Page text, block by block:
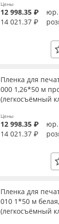
Цены
12 998.35 ₽
14 021.37 ₽
Пленка для
000 1,26*50 м
(легкосъёмный
Цены
12 998.35 ₽
14 021.37 ₽
Пленка для
010 1*50 м
(легкосъёмный